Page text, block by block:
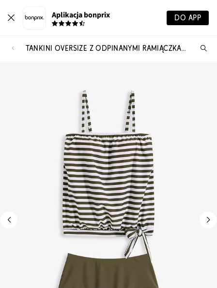
Aplikacja bonprix DO APP
TANKINI OVERSIZE Z ODPINANYMI RAMIĄCZKAMI (KOMPLET 2-CZ.)